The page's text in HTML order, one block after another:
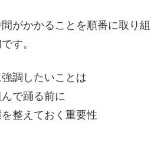
がかかることを順番に取り組
す。
調したいことは
で踊る前に
整えておく重要性